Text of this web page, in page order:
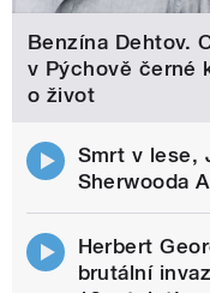
Benzína Dehtov.
v Pýchově černé
o život
Smrt v lese,
Sherwooda
Herbert
brutální